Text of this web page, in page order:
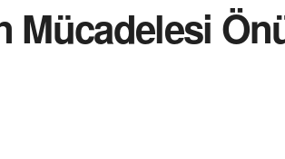
Mücadelesi